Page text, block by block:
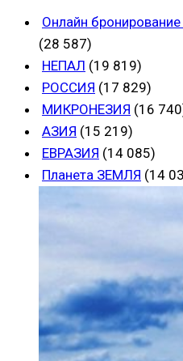
Онлайн
(28 587)
НЕПАЛ (19 819)
РОССИЯ (17 829)
МИКРОНЕЗИЯ (16
АЗИЯ (15 219)
ЕВРАЗИЯ (14 085)
Планета ЗЕМЛЯ (14